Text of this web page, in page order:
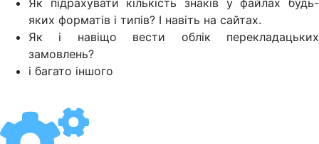
Як підрахувати кількість знаків у файлах будь-
яких форматів і типів? І навіть на сайтах.
Як і навіщо вести облік перекладацьких
замовлень?
і багато іншого